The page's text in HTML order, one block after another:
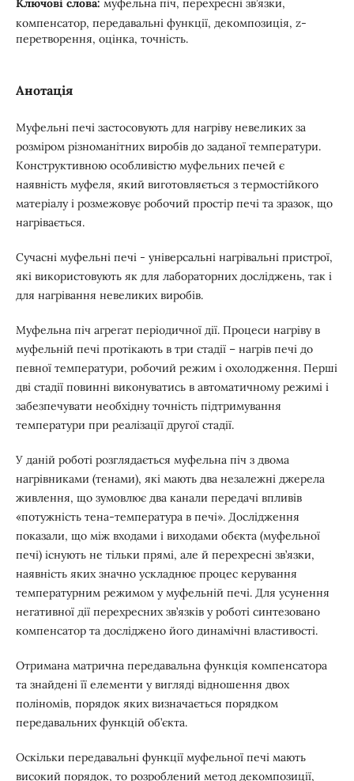
Ключові слова: муфельна піч, перехресні зв’язки,
компенсатор, передавальні функції, декомпозиція, z-
перетворення, оцінка, точність.
Анотація
Муфельні печі застосовують для нагріву невеликих за
розміром різноманітних виробів до заданої температури.
Конструктивною особливістю муфельних печей є
наявність муфеля, який виготовляється з термостійкого
матеріалу і розмежовує робочий простір печі та зразок, що
нагрівається.
Сучасні муфельні печі - універсальні нагрівальні пристрої,
які використовують як для лабораторних досліджень, так і
для нагрівання невеликих виробів.
Муфельна піч агрегат періодичної дії. Процеси нагріву в
муфельній печі протікають в три стадії – нагрів печі до
певної температури, робочий режим і охолодження. Перші
дві стадії повинні виконуватись в автоматичному режимі і
забезпечувати необхідну точність підтримування
температури при реалізації другої стадії.
У даній роботі розглядається муфельна піч з двома
нагрівниками (тенами), які мають два незалежні джерела
живлення, що зумовлює два канали передачі впливів
«потужність тена-температура в печі». Дослідження
показали, що між входами і виходами обєкта (муфельної
печі) існують не тільки прямі, але й перехресні зв’язки,
наявність яких значно ускладнює процес керування
температурним режимом у муфельній печі. Для усунення
негативної дії перехресних зв’язків у роботі синтезовано
компенсатор та досліджено його динамічні властивості.
Отримана матрична передавальна функція компенсатора
та знайдені її елементи у вигляді відношення двох
поліномів, порядок яких визначається порядком
передавальних функцій об’єкта.
Оскільки передавальні функції муфельної печі мають
високий порядок, то розроблений метод декомпозиції,